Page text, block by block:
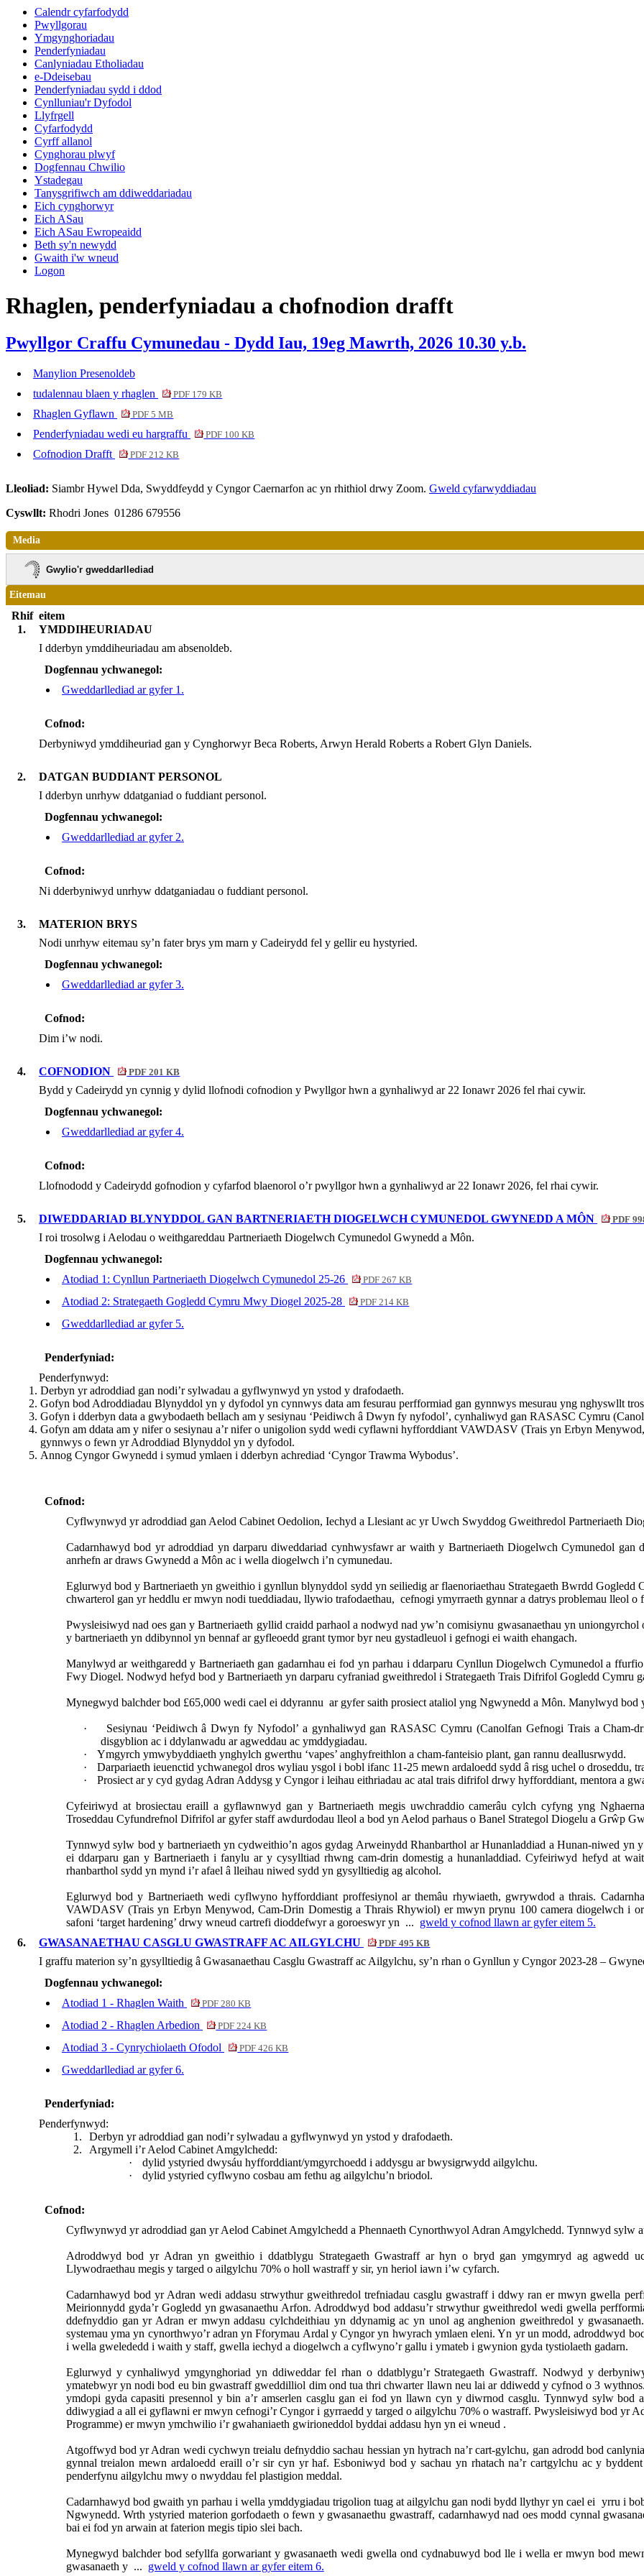
Calendr cyfarfodydd
Pwyllgorau
Ymgynghoriadau
Penderfyniadau
Canlyniadau Etholiadau
e-Ddeisebau
Penderfyniadau sydd i ddod
Cynlluniau'r Dyfodol
Llyfrgell
Cyfarfodydd
Cyrff allanol
Cynghorau plwyf
Dogfennau Chwilio
Ystadegau
Tanysgrifiwch am ddiweddariadau
Eich cynghorwyr
Eich ASau
Eich ASau Ewropeaidd
Beth sy'n newydd
Gwaith i'w wneud
Logon
Rhaglen, penderfyniadau a chofnodion drafft
Pwyllgor Craffu Cymunedau - Dydd Iau, 19eg Mawrth, 2026 10.30 y.b.
Manylion Presenoldeb
tudalennau blaen y rhaglen
PDF 179 KB
Rhaglen Gyflawn PDF 5 MB
Penderfyniadau wedi eu hargraffu PDF 100 KB
Cofnodion Drafft PDF 212 KB
Lleoliad: Siambr Hywel Dda, Swyddfeydd y Cyngor Caernarfon ac yn rhithiol drwy Zoom. Gweld cyfarwyddiadau
Cyswllt: Rhodri Jones 01286 679556
Media
Gwylio'r gweddarllediad
Eitemau
Rhif eitem
1.
YMDDIHEURIADAU
I dderbyn ymddiheuriadau am absenoldeb.
Dogfennau ychwanegol:
Gweddarllediad ar gyfer 1.
Cofnod:
Derbyniwyd ymddiheuriad gan y Cynghorwyr Beca Roberts, Arwyn Herald Roberts a Robert Glyn Daniels.
2.
DATGAN BUDDIANT PERSONOL
I dderbyn unrhyw ddatganiad o fuddiant personol.
Dogfennau ychwanegol:
Gweddarllediad ar gyfer 2.
Cofnod:
Ni dderbyniwyd unrhyw ddatganiadau o fuddiant personol.
3.
MATERION BRYS
Nodi unrhyw eitemau sy’n fater brys ym marn y Cadeirydd fel y gellir eu hystyried.
Dogfennau ychwanegol:
Gweddarllediad ar gyfer 3.
Cofnod:
Dim i’w nodi.
4. COFNODION PDF 201 KB
Bydd y Cadeirydd yn cynnig y dylid llofnodi cofnodion y Pwyllgor hwn a gynhaliwyd ar 22 Ionawr 2026 fel rhai cywir.
Dogfennau ychwanegol:
Gweddarllediad ar gyfer 4.
Cofnod:
Llofnododd y Cadeirydd gofnodion y cyfarfod blaenorol o’r pwyllgor hwn a gynhaliwyd ar 22 Ionawr 2026, fel rhai cywir.
5. DIWEDDARIAD BLYNYDDOL GAN BARTNERIAETH DIOGELWCH CYMUNEDOL GWYNEDD A MÔN PDF
I roi trosolwg i Aelodau o weithgareddau Partneriaeth Diogelwch Cymunedol Gwynedd a Môn.
Dogfennau ychwanegol:
Atodiad 1: Cynllun Partneriaeth Diogelwch Cymunedol 25-26
PDF 267 KB
Atodiad 2: Strategaeth Gogledd Cymru Mwy Diogel 2025-28 PDF 214 KB
Gweddarllediad ar gyfer 5.
Penderfyniad:
Penderfynwyd:
Derbyn yr adroddiad gan nodi’r sylwadau a gyflwynwyd yn ystod y drafodaeth.
Gofyn bod Adroddiadau Blynyddol yn y dyfodol yn cynnwys data am fesurau perfformiad gan gynnwys mesurau yng nghyswllt
Gofyn i dderbyn data a gwybodaeth bellach am y sesiynau ‘Peidiwch â Dwyn fy nyfodol’, cynhaliwyd gan RASASC Cymru
Gofyn am ddata am y nifer o sesiynau a’r nifer o unigolion sydd wedi cyflawni hyfforddiant VAWDASV (Trais yn Erbyn
gynnwys o fewn yr Adroddiad Blynyddol yn y dyfodol.
Annog Cyngor Gwynedd i symud ymlaen i dderbyn achrediad ‘Cyngor Trawma Wybodus’.
Cofnod:
Cyflwynwyd yr adroddiad gan Aelod Cabinet Oedolion, Iechyd a Llesiant ac yr Uwch Swyddog Gweithredol Partneriaeth
Cadarnhawyd bod yr adroddiad yn darparu diweddariad cynhwysfawr ar waith y Bartneriaeth Diogelwch Cymunedol gan
anrhefn ar draws Gwynedd a Môn ac i wella diogelwch i’n cymunedau.
Eglurwyd bod y Bartneriaeth yn gweithio i gynllun blynyddol sydd yn seiliedig ar flaenoriaethau Strategaeth Bwrdd
chwarterol gan yr heddlu er mwyn nodi tueddiadau, llywio trafodaethau, cefnogi ymyrraeth gynnar a datrys problemau lleol o
Pwysleisiwyd nad oes gan y Bartneriaeth gyllid craidd parhaol a nodwyd nad yw’n comisiynu gwasanaethau yn
y bartneriaeth yn ddibynnol yn bennaf ar gyfleoedd grant tymor byr neu gystadleuol i gefnogi ei waith ehangach.
Manylwyd ar weithgaredd y Bartneriaeth gan gadarnhau ei fod yn parhau i ddarparu Cynllun Diogelwch Cymunedol a
Fwy Diogel. Nodwyd hefyd bod y Bartneriaeth yn darparu cyfraniad gweithredol i Strategaeth Trais Difrifol Gogledd Cymru
Mynegwyd balchder bod £65,000 wedi cael ei ddyrannu ar gyfer saith prosiect ataliol yng Ngwynedd a Môn. Manylwyd
·
Sesiynau ‘Peidiwch â Dwyn fy Nyfodol’ a gynhaliwyd gan RASASC Cymru (Canolfan Gefnogi Trais a
disgyblion ac i ddylanwadu ar agweddau ac ymddygiadau.
·
Ymgyrch ymwybyddiaeth ynghylch gwerthu ‘vapes’ anghyfreithlon a cham-fanteisio plant, gan rannu deallusrwydd.
·
Darpariaeth ieuenctid ychwanegol dros wyliau ysgol i bobl ifanc 11-25 mewn ardaloedd sydd â risg uchel o droseddu,
·
Prosiect ar y cyd gydag Adran Addysg y Cyngor i leihau eithriadau ac atal trais difrifol drwy hyfforddiant, mentora a
Cyfeiriwyd at brosiectau eraill a gyflawnwyd gan y Bartneriaeth megis uwchraddio camerâu cylch cyfyng yng
Troseddau Cyfundrefnol Difrifol ar gyfer staff awdurdodau lleol a bod yn Aelod parhaus o Banel Strategol Diogelu a Grŵp
Tynnwyd sylw bod y bartneriaeth yn cydweithio’n agos gydag Arweinydd Rhanbarthol ar Hunanladdiad a Hunan-niwed yn
ei ddarparu gan y Bartneriaeth i fanylu ar y cysylltiad rhwng cam-drin domestig a hunanladdiad. Cyfeiriwyd hefyd at
rhanbarthol sydd yn mynd i’r afael â lleihau niwed sydd yn gysylltiedig ag alcohol.
Eglurwyd bod y Bartneriaeth wedi cyflwyno hyfforddiant proffesiynol ar themâu rhywiaeth, gwrywdod a thrais.
VAWDASV (Trais yn Erbyn Menywod, Cam-Drin Domestig a Thrais Rhywiol) er mwyn prynu 100 camera diogelwch i
safoni ‘target hardening’ drwy wneud cartrefi dioddefwyr a goroeswyr yn ... gweld y cofnod llawn ar gyfer eitem 5.
6.
GWASANAETHAU CASGLU GWASTRAFF AC AILGYLCHU PDF 495 KB
I graffu materion sy’n gysylltiedig â Gwasanaethau Casglu Gwastraff ac Ailgylchu, sy’n rhan o Gynllun y Cyngor 2023-28 –
Dogfennau ychwanegol:
Atodiad 1 - Rhaglen Waith
PDF 280 KB
Atodiad 2 - Rhaglen Arbedion PDF 224 KB
Atodiad 3 - Cynrychiolaeth Ofodol PDF 426 KB
Gweddarllediad ar gyfer 6.
Penderfyniad:
Penderfynwyd:
1.
Derbyn yr adroddiad gan nodi’r sylwadau a gyflwynwyd yn ystod y drafodaeth.
2.
Argymell i’r Aelod Cabinet Amgylchedd:
·
dylid ystyried dwysáu hyfforddiant/ymgyrchoedd i addysgu ar bwysigrwydd ailgylchu.
·
dylid ystyried cyflwyno cosbau am fethu ag ailgylchu’n briodol.
Cofnod:
Cyflwynwyd yr adroddiad gan yr Aelod Cabinet Amgylchedd a Phennaeth Cynorthwyol Adran Amgylchedd. Tynnwyd sylw
Adroddwyd bod yr Adran yn gweithio i ddatblygu Strategaeth Gwastraff ar hyn o bryd gan ymgymryd ag agwedd
Llywodraethau megis y targed o ailgylchu 70% o holl wastraff y sir, yn heriol iawn i’w cyfarch.
Cadarnhawyd bod yr Adran wedi addasu strwythur gweithredol trefniadau casglu gwastraff i ddwy ran er mwyn gwella
Meirionnydd gyda’r Gogledd yn gwasanaethu Arfon. Adroddwyd bod addasu’r strwythur gweithredol wedi gwella
ddefnyddio gan yr Adran er mwyn addasu cylchdeithiau yn ddynamig ac yn unol ag anghenion gweithredol y
systemau yma yn cynorthwyo’r adran yn Fforymau Ardal y Cyngor yn hwyrach ymlaen eleni. Yn yr un modd, adroddwyd
i wella gwelededd i waith y staff, gwella iechyd a diogelwch a cyflwyno’r gallu i ymateb i gwynion gyda tystiolaeth gadarn.
Eglurwyd y cynhaliwyd ymgynghoriad yn ddiweddar fel rhan o ddatblygu’r Strategaeth Gwastraff. Nodwyd y
ymatebwyr yn nodi bod eu bin gwastraff gweddilliol dim ond tua thri chwarter llawn neu lai ar ddiwedd y cyfnod o 3
ymdopi gyda capasiti presennol y bin a’r amserlen casglu gan ei fod yn llawn cyn y diwrnod casglu. Tynnwyd sylw
ddiwygiad a all ei gyflawni er mwyn cefnogi’r Cyngor i gyrraedd y targed o ailgylchu 70% o wastraff. Pwysleisiwyd bod yr
Programme) er mwyn ymchwilio i’r gwahaniaeth gwirioneddol byddai addasu hyn yn ei wneud .
Atgoffwyd bod yr Adran wedi cychwyn treialu defnyddio sachau hessian yn hytrach na’r cart-gylchu, gan adrodd bod
gynnal treialon mewn ardaloedd eraill o’r sir cyn yr haf. Esboniwyd bod y sachau yn rhatach na’r cartgylchu ac y
penderfynu ailgylchu mwy o nwyddau fel plastigion meddal.
Cadarnhawyd bod gwaith yn parhau i wella ymddygiadau trigolion tuag at ailgylchu gan nodi bydd llythyr yn cael ei yrru i
Ngwynedd. Wrth ystyried materion gorfodaeth o fewn y gwasanaethu gwastraff, cadarnhawyd nad oes modd cynnal
bai ei fod yn arwain at faterion megis tipio slei bach.
Mynegwyd balchder bod sefyllfa gorwariant y gwasanaeth wedi gwella ond cydnabuwyd bod lle i wella er mwyn bod
gwasanaeth y ... gweld y cofnod llawn ar gyfer eitem 6.